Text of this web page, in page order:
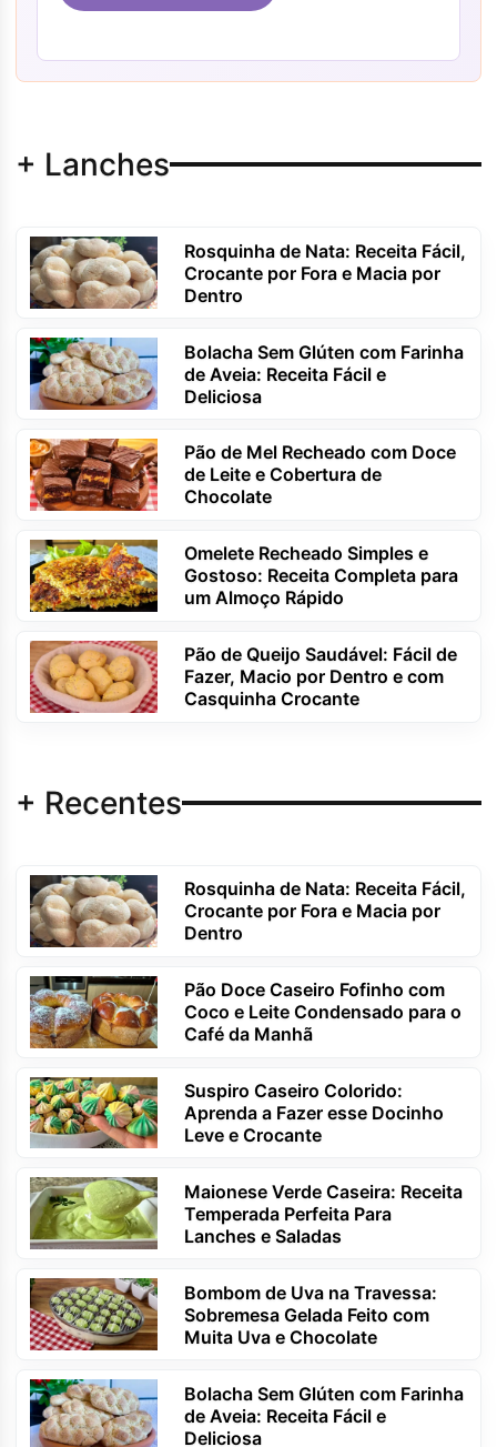
+ Lanches
Rosquinha de Nata: Receita Fácil,
Crocante por Fora e Macia por
Dentro
Bolacha Sem Glúten com Farinha
de Aveia: Receita Fácil e
Deliciosa
Pão de Mel Recheado com Doce
de Leite e Cobertura de
Chocolate
Omelete Recheado Simples e
Gostoso: Receita Completa para
um Almoço Rápido
Pão de Queijo Saudável: Fácil de
Fazer, Macio por Dentro e com
Casquinha Crocante
+ Recentes
Rosquinha de Nata: Receita Fácil,
Crocante por Fora e Macia por
Dentro
Pão Doce Caseiro Fofinho com
Coco e Leite Condensado para o
Café da Manhã
Suspiro Caseiro Colorido:
Aprenda a Fazer esse Docinho
Leve e Crocante
Maionese Verde Caseira: Receita
Temperada Perfeita Para
Lanches e Saladas
Bombom de Uva na Travessa:
Sobremesa Gelada Feito com
Muita Uva e Chocolate
Bolacha Sem Glúten com Farinha
de Aveia: Receita Fácil e
Deliciosa